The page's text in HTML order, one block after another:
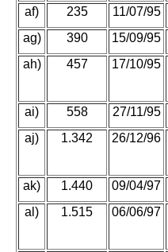
af) 235 11/07/95
ag) 390 15/09/95
ah) 457 17/10/95
ai) 558 27/11/95
aj) 1.342 26/12/96
ak) 1.440 09/04/97
al) 1.515 06/06/97